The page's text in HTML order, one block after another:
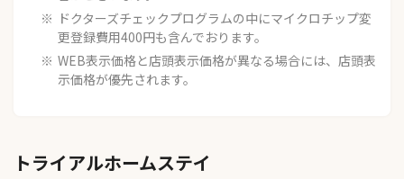
ドクターズチェックプログラムの中にマイクロチップ変
更登録費用400円も含んでおります。
WEB表示価格と店頭表示価格が異なる場合には、店頭表
示価格が優先されます。
トライアルホームステイ